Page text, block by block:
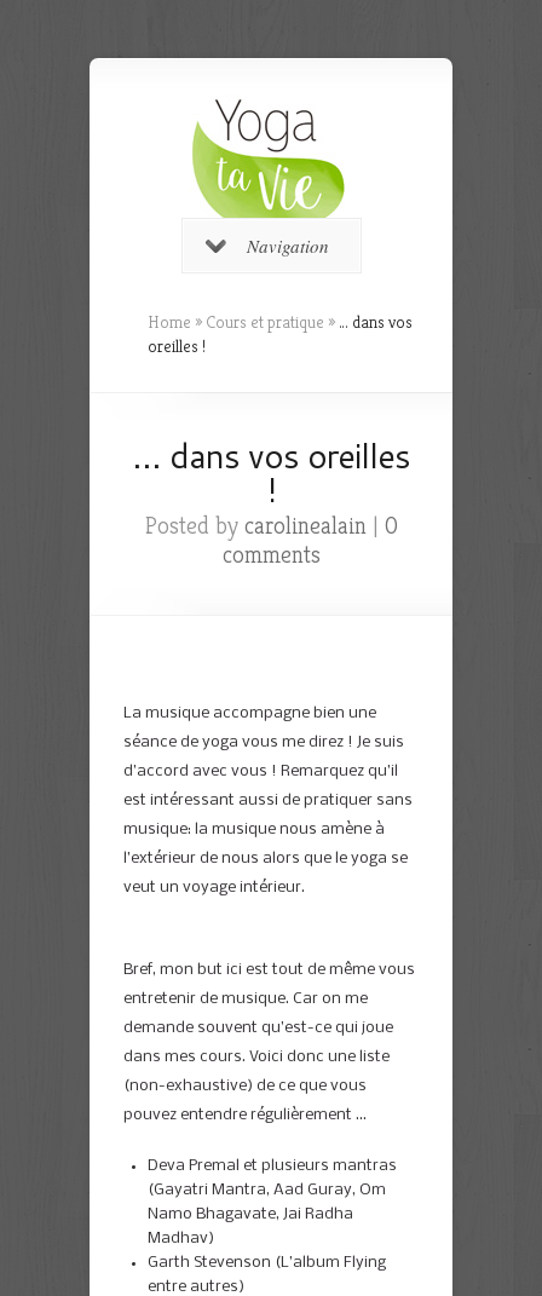
Navigation
Home » Cours et pratique » … dans vos
oreilles !
… dans vos oreilles
!
Posted by carolinealain| 0
comments
La musique accompagne bien une
séance de yoga vous me direz ! Je suis
d’accord avec vous ! Remarquez qu’il
est intéressant aussi de pratiquer sans
musique: la musique nous amène à
l’extérieur de nous alors que le yoga se
veut un voyage intérieur.
Bref, mon but ici est tout de même vous
entretenir de musique. Car on me
demande souvent qu’est-ce qui joue
dans mes cours. Voici donc une liste
(non-exhaustive) de ce que vous
pouvez entendre régulièrement …
Deva Premal et plusieurs mantras
(Gayatri Mantra, Aad Guray, Om
Namo Bhagavate, Jai Radha
Madhav)
Garth Stevenson (L’album Flying
entre autres)